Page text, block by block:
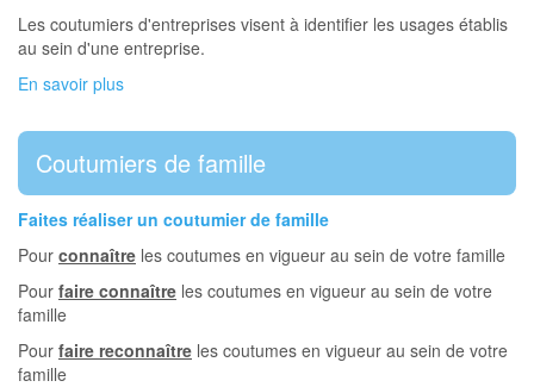
Les coutumiers d'entreprises visent à identifier les usages établis
au sein d'une entreprise.
En savoir plus
Coutumiers de famille
Faites réaliser un coutumier de famille
Pour connaître les coutumes en vigueur au sein de votre famille
Pour faire connaître les coutumes en vigueur au sein de votre
famille
Pour faire reconnaître les coutumes en vigueur au sein de votre
famille